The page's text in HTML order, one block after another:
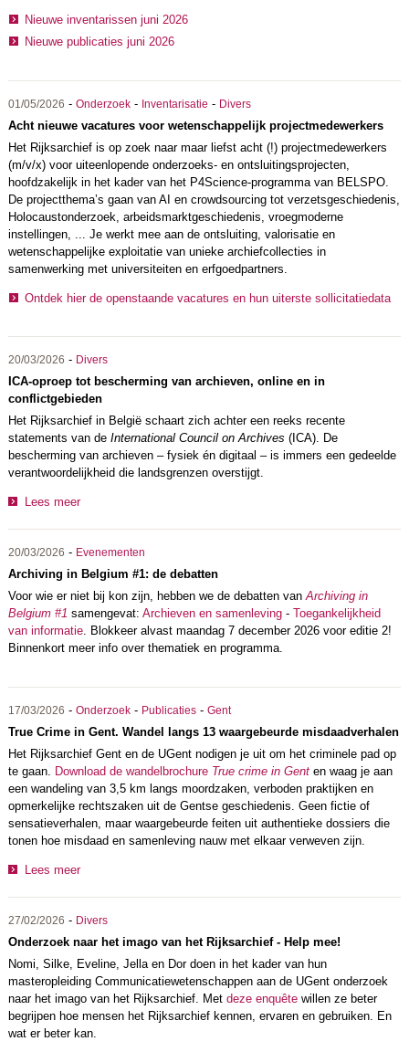
Nieuwe inventarissen juni 2026
Nieuwe publicaties juni 2026
01/05/2026 - Onderzoek- Inventarisatie - Divers
Acht nieuwe vacatures voor wetenschappelijk projectmedewerkers
Het Rijksarchief is op zoek naar maar liefst acht (!) projectmedewerkers
(m/v/x) voor uiteenlopende onderzoeks- en ontsluitingsprojecten,
hoofdzakelijk in het kader van het P4Science-programma van BELSPO.
De projectthema’s gaan van AI en crowdsourcing tot verzetsgeschiedenis,
Holocaustonderzoek, arbeidsmarktgeschiedenis, vroegmoderne
instellingen, ... Je werkt mee aan de ontsluiting, valorisatie en
wetenschappelijke exploitatie van unieke archiefcollecties in
samenwerking met universiteiten en erfgoedpartners.
Ontdek hier de openstaande vacatures en hun uiterste sollicitatiedata
20/03/2026 - Divers
ICA-oproep tot bescherming van archieven, online en in
conflictgebieden
Het Rijksarchief in België schaart zich achter een reeks recente
statements van de International Council on Archives (ICA). De
bescherming van archieven – fysiek én digitaal – is immers een gedeelde
verantwoordelijkheid die landsgrenzen overstijgt.
Lees meer
20/03/2026 - Evenementen
Archiving in Belgium #1: de debatten
Voor wie er niet bij kon zijn, hebben we de debatten vanArchiving in
Belgium #1 samengevat: Archieven en samenleving- Toegankelijkheid
van informatie. Blokkeer alvast maandag 7 december 2026 voor editie 2!
Binnenkort meer info over thematiek en programma.
17/03/2026 - Onderzoek- Publicaties- Gent
True Crime in Gent. Wandel langs 13 waargebeurde misdaadverhalen
Het Rijksarchief Gent en de UGent nodigen je uit om het criminele pad op
te gaan.
Download de wandelbrochure True crime in Genten waag je aan
een wandeling van 3,5 km langs moordzaken, verboden praktijken en
opmerkelijke rechtszaken uit de Gentse geschiedenis. Geen fictie of
sensatieverhalen, maar waargebeurde feiten uit authentieke dossiers die
tonen hoe misdaad en samenleving nauw met elkaar verweven zijn.
Lees meer
27/02/2026 - Divers
Onderzoek naar het imago van het Rijksarchief - Help mee!
Nomi, Silke, Eveline, Jella en Dor doen in het kader van hun
masteropleiding Communicatiewetenschappen aan de UGent onderzoek
naar het imago van het Rijksarchief. Met deze enquêtewillen ze beter
begrijpen hoe mensen het Rijksarchief kennen, ervaren en gebruiken. En
wat er beter kan.